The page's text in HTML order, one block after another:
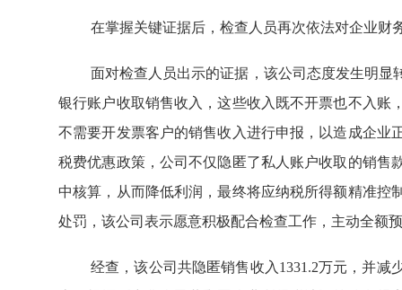
在掌握关键证据后，检查人员再次依法对企业财
面对检查人员出示的证据，该公司态度发生明
银行账户收取销售收入，这些收入既不开票也不入账
不需要开发票客户的销售收入进行申报，以造成企业
税费优惠政策，公司不仅隐匿了私人账户收取的销售
中核算，从而降低利润，最终将应纳税所得额精准
处罚，该公司表示愿意积极配合检查工作，主动全额
经查，该公司共隐匿销售收入1331.2万元，并